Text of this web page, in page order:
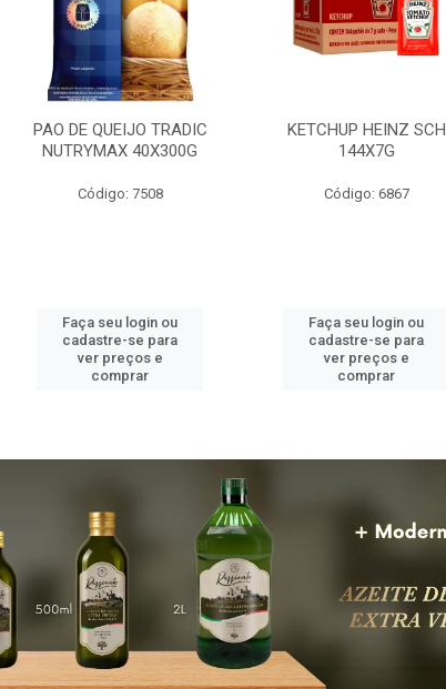
PAO DE QUEIJO TRADIC
NUTRYMAX 40X300G
Código: 7508
Faça seu login ou
cadastre-se para
ver preços e
comprar
KETCHUP HEINZ SCH
144X7G
Código: 6867
Faça seu login ou
cadastre-se para
ver preços e
comprar